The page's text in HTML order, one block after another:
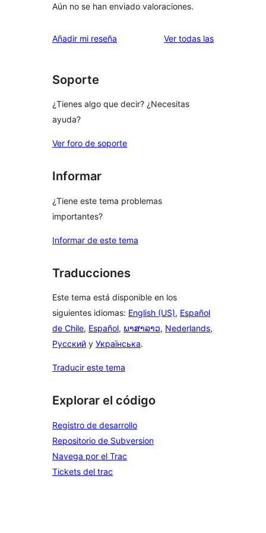
Aún no se han enviado valoraciones.
Añadir mi reseña Ver todas lasvaloraciones
Soporte
¿Tienes algo que decir? ¿Necesitas
ayuda?
Ver foro de soporte
Informar
¿Tiene este tema problemas
importantes?
Informar de este tema
Traducciones
Este tema está disponible en los
siguientes idiomas: English (US), Español
de Chile, Español, ພາສາລາວ, Nederlands,
Русский y Українська.
Traducir este tema
Explorar el código
Registro de desarrollo
Repositorio de Subversion
Navega por el Trac
Tickets del trac